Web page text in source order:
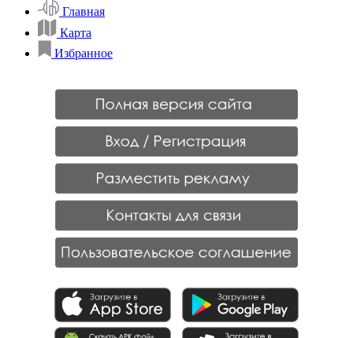
Главная
Карта
Избранное